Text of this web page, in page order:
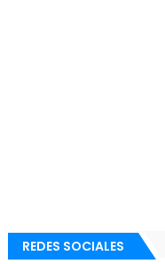
REDES SOCIALES